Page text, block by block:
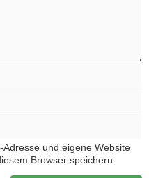
und eigene Website
Browser speichern.